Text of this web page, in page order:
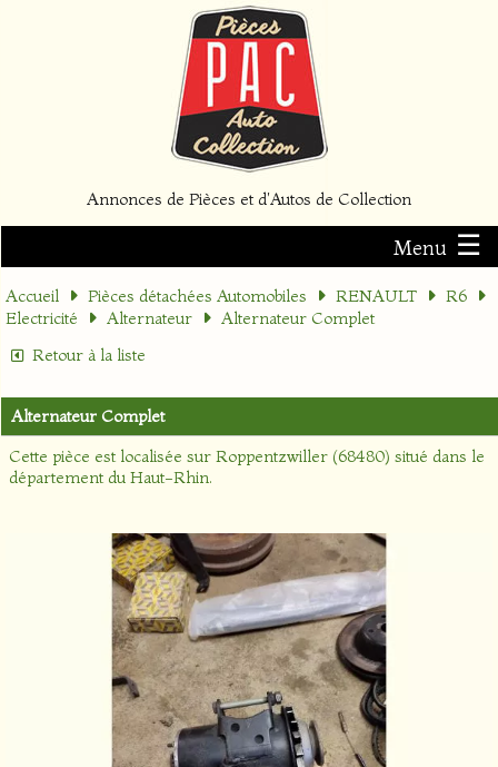
Annonces de Pièces et d'Autos de Collection
Menu ☰
Accueil Pièces détachées Automobiles RENAULT
R6
Electricité
Alternateur
Alternateur Complet
Retour à la liste
Alternateur Complet
Cette pièce est localisée sur Roppentzwiller (68480) situé dans le
département du Haut-Rhin.